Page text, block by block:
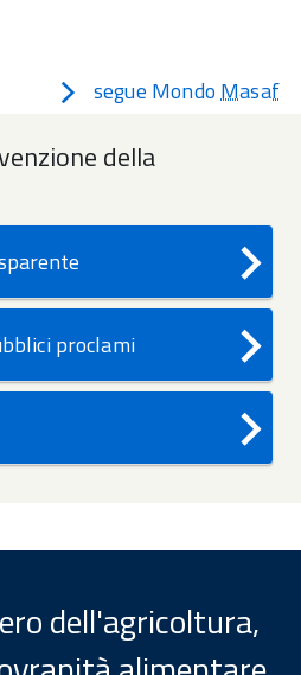
tasti
freccia
segue MondoMasaf
della
proclami
dell'agricoltura,